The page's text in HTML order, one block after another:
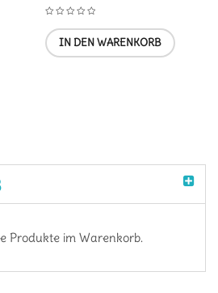
IN DEN WARENKORB
Produkte im Warenkorb.